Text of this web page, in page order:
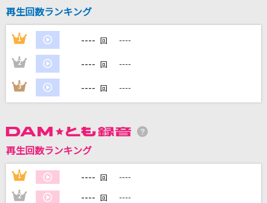
DAMに会員登録・ログインして
自宅でカラオケ歌い放題！
家族や友達と一緒に！練習にも！
再生回数ランキング
1 ---- 回 ----
2 ---- 回 ----
3 ---- 回 ----
再生回数ランキング
1 ---- 回 ----
2 ---- 回 ----